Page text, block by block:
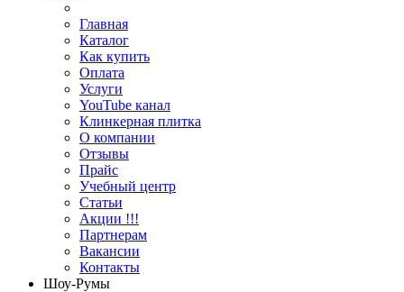
Главная
Каталог
Как купить
Оплата
Услуги
YouTube канал
Клинкерная плитка
О компании
Отзывы
Прайс
Учебный центр
Статьи
Акции !!!
Партнерам
Вакансии
Контакты
Шоу-Румы